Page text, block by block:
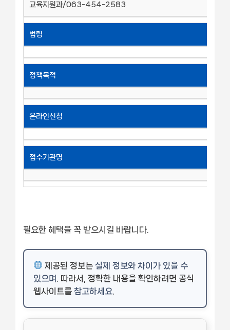
교육지원과/063-454-2583
법령
정책목적
온라인신청
접수기관명
필요한 혜택을 꼭 받으시길 바랍니다.
제공된 정보는실제 정보와 차이가 있을 수
있으며
. 따라서, 정확한 내용을 확인하려면 공식
웹사이트를 참고하세요